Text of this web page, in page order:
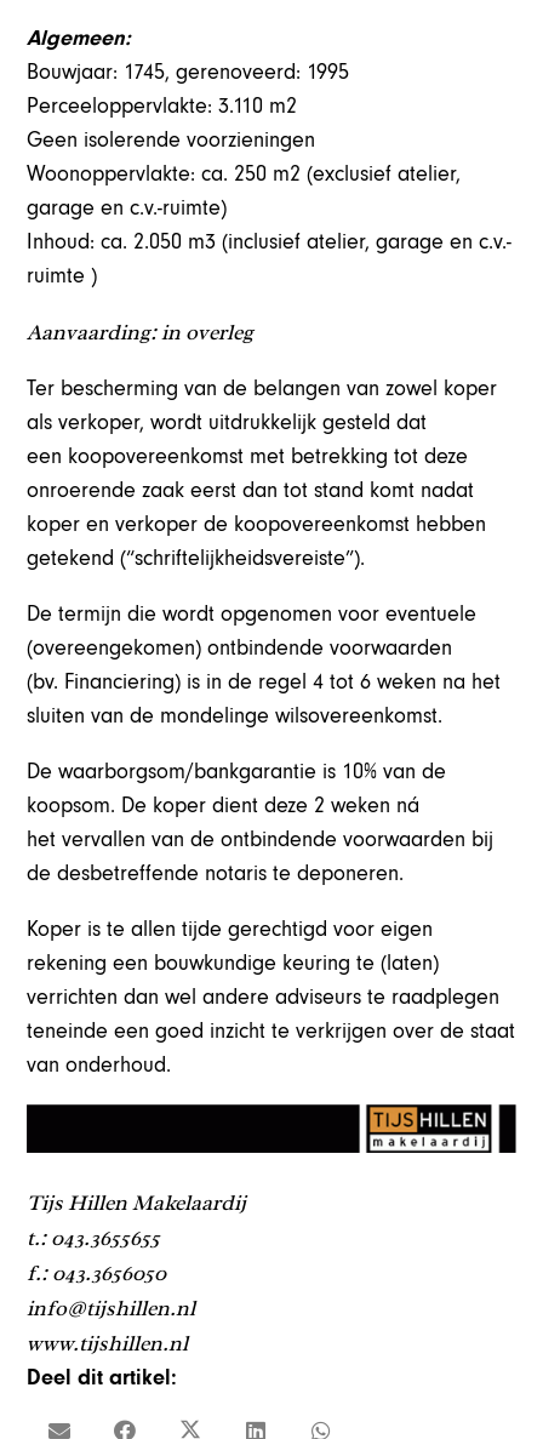
Algemeen:
Bouwjaar: 1745, gerenoveerd: 1995
Perceeloppervlakte: 3.110 m2
Geen isolerende voorzieningen
Woonoppervlakte: ca. 250 m2 (exclusief atelier,
garage en c.v.-ruimte)
Inhoud: ca. 2.050 m3 (inclusief atelier, garage en c.v.-
ruimte )
Aanvaarding: in overleg
Ter bescherming van de belangen van zowel koper
als verkoper, wordt uitdrukkelijk gesteld dat
een koopovereenkomst met betrekking tot deze
onroerende zaak eerst dan tot stand komt nadat
koper en verkoper de koopovereenkomst hebben
getekend (“schriftelijkheidsvereiste”).
De termijn die wordt opgenomen voor eventuele
(overeengekomen) ontbindende voorwaarden
(bv. Financiering) is in de regel 4 tot 6 weken na het
sluiten van de mondelinge wilsovereenkomst.
De waarborgsom/bankgarantie is 10% van de
koopsom. De koper dient deze 2 weken ná
het vervallen van de ontbindende voorwaarden bij
de desbetreffende notaris te deponeren.
Koper is te allen tijde gerechtigd voor eigen
rekening een bouwkundige keuring te (laten)
verrichten dan wel andere adviseurs te raadplegen
teneinde een goed inzicht te verkrijgen over de staat
van onderhoud.
Tijs Hillen Makelaardij
t.: 043.3655655
f.: 043.3656050
info@tijshillen.nl
www.tijshillen.nl
Deel dit artikel: